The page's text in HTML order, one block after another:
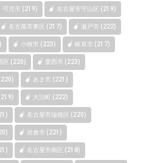
可児市 (219) 名古屋市守山区 (219)
名古屋市東区 (217) 瀬戸市 (222)
小牧市 (223) 岐阜市 (217)
区 (220) 愛西市 (223)
あま市 (221)
大治町 (222)
名古屋市瑞穂区 (220)
岩倉市 (221)
名古屋市南区 (218)